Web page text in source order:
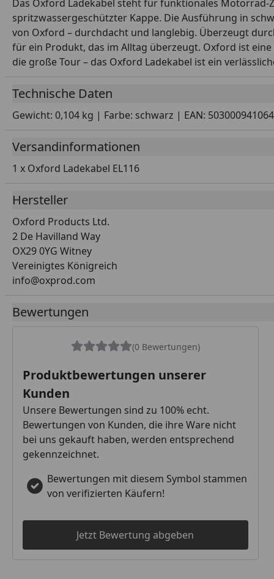
Das Oxford Ladekabel steht für funktionales Motorrad-
spritzwassergeschützter Kappe. Die Ausführung in
von Oxford – durchdacht und langlebig. Überzeugt
für ein Produkt, das im Alltag überzeugt. Oxford ist
die große Tour – das Oxford Ladekabel ist ein
Technische Daten
Gewicht: 0,104 kg | Farbe: schwarz | EAN:
Versandinformationen
1 x Oxford Ladekabel EL116
Hersteller
Oxford Products Ltd.
2 De Havilland Way
OX29 0YG Witney
Vereinigtes Königreich
info@oxprod.com
Bewertungen
(0 Bewertungen)
Produktbewertungen unserer
Kunden
Unsere Bewertungen sind zu 100% echt.
Bewertungen von Kunden, die ihre Ware nicht
bei uns gekauft haben, werden entsprechend
gekennzeichnet.
Bewertungen mit diesem Symbol stammen
von verifizierten Käufern!
Jetzt Bewertung abgeben